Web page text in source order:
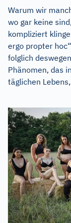
Warum wir
wo gar keine
kompliziert
ergo propter
folglich
Phänomen, das
täglichen